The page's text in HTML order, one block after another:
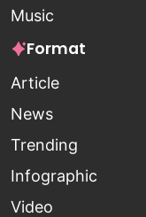
Music
Format
Article
News
Trending
Infographic
Video